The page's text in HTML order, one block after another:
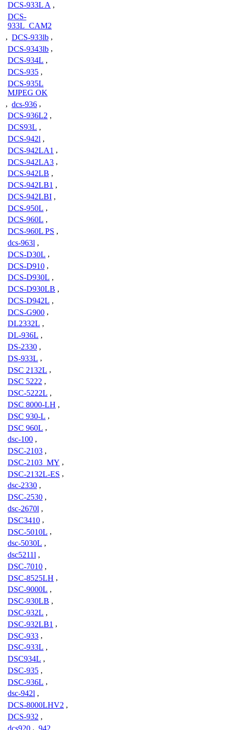
DCS-933L A ,
DCS-
933L_CAM2
, DCS-933lb ,
DCS-9343lb ,
DCS-934L ,
DCS-935 ,
DCS-935L
MJPEG OK
, dcs-936 ,
DCS-936L2 ,
DCS93L ,
DCS-942l ,
DCS-942LA1 ,
DCS-942LA3 ,
DCS-942LB ,
DCS-942LB1 ,
DCS-942LBI ,
DCS-950L ,
DCS-960L ,
DCS-960L PS ,
dcs-963l ,
DCS-D30L ,
DCS-D910 ,
DCS-D930L ,
DCS-D930LB ,
DCS-D942L ,
DCS-G900 ,
DL2332L ,
DL-936L ,
DS-2330 ,
DS-933L ,
DSC 2132L ,
DSC 5222 ,
DSC-5222L ,
DSC 8000-LH ,
DSC 930-L ,
DSC 960L ,
dsc-100 ,
DSC-2103 ,
DSC-2103_MY ,
DSC-2132L-ES ,
dsc-2330 ,
DSC-2530 ,
dsc-2670l ,
DSC3410 ,
DSC-5010L ,
dsc-5030L ,
dsc5211l ,
DSC-7010 ,
DSC-8525LH ,
DSC-9000L ,
DSC-930LB ,
DSC-932L ,
DSC-932LB1 ,
DSC-933 ,
DSC-933L ,
DSC934L ,
DSC-935 ,
DSC-936L ,
dsc-942l ,
DCS-8000LHV2 ,
DCS-932 ,
dcs920 , 942